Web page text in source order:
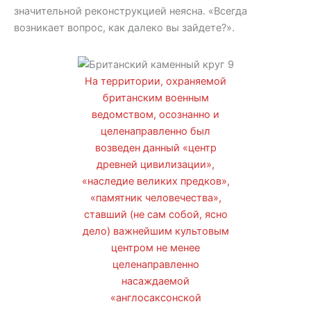
значительной реконструкцией неясна. «Всегда
возникает вопрос, как далеко вы зайдете?».
На территории, охраняемой
британским военным
ведомством, осознанно и
целенаправленно был
возведен данный «центр
древней цивилизации»,
«наследие великих предков»,
«памятник человечества»,
ставший (не сам собой, ясно
дело) важнейшим культовым
центром не менее
целенаправленно
насаждаемой
«англосаксонской